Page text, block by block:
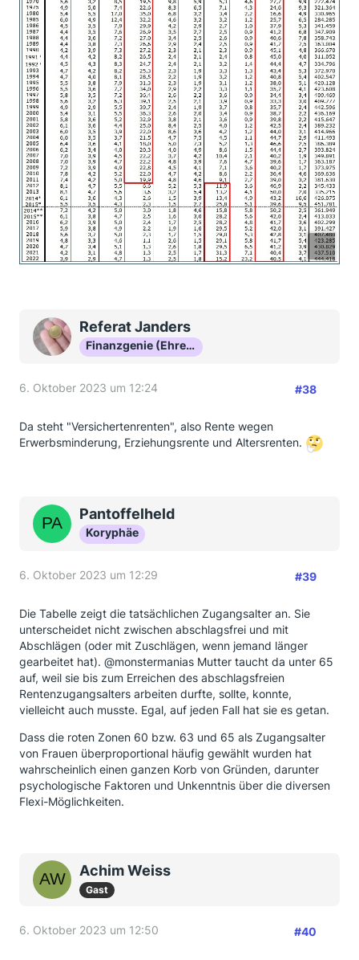
Referat Janders
Finanzgenie (Ehrenmitglied)
6. Oktober 2023 um 12:24 #38
Da steht "Versichertenrenten", also Rente wegen
Erwerbsminderung, Erziehungsrente und Altersrenten.
Pantoffelheld
Koryphäe
6. Oktober 2023 um 12:29 #39
Die Tabelle zeigt die tatsächlichen Zugangsalter an. Sie
unterscheidet nicht zwischen abschlagsfrei und mit
Abschlägen (oder mit Zuschlägen, wenn jemand länger
gearbeitet hat). @monstermanias Mutter taucht da unter 65
auf, weil sie bis zum Erreichen des abschlagsfreien
Rentenzugangsalters arbeiten durfte, sollte, konnte,
vielleicht auch musste. Egal, auf jeden Fall hat sie es getan.
Dass die roten Zonen 60 bzw. 63 und 65 als Zugangsalter
von Frauen überproportional häufig gewählt wurden hat
wahrscheinlich einen ganzen Korb von Gründen, darunter
psychologische Faktoren und Unkenntnis über die diversen
Flexi-Möglichkeiten.
Achim Weiss
Gast
6. Oktober 2023 um 12:50 #40